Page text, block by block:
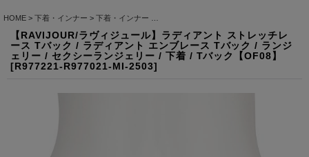
HOME > 下着・インナー > 下着・インナー
【RAVIJOUR/ラヴィジュール】ラディアント ストレッチレ
ース Tバック / ラディアント エンブレース Tバック / ランジ
ェリー / セクシーランジェリー / 下着 / Tバック【OF08】
[R977221-R977021-MI-2503]